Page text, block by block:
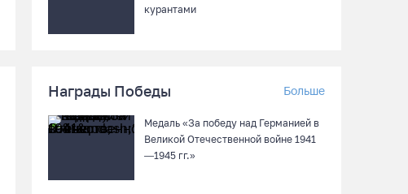
Вологжанам предлагают сосчитать на кустах
Нейросеть Kandinsky обучит роботов
законам физики
курантами
Награды Победы Больше
Медаль «За победу над Германией в
Великой Отечественной войне 1941
—1945 гг.»